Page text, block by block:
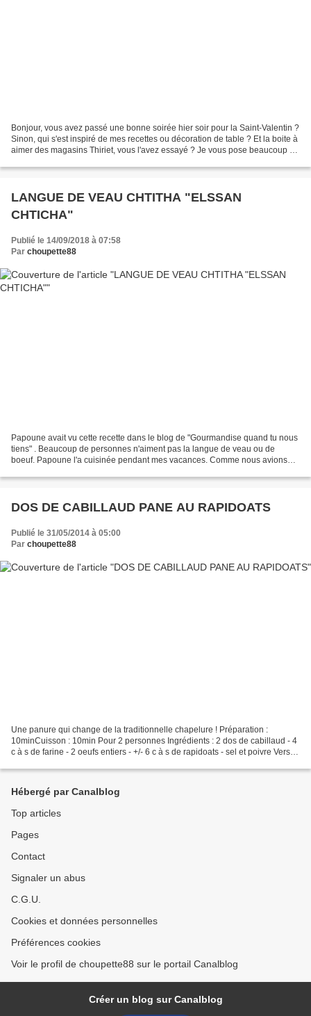
Bonjour, vous avez passé une bonne soirée hier soir pour la Saint-Valentin ?
Sinon, qui s'est inspiré de mes recettes ou décoration de table ? Et la boite à
aimer des magasins Thiriet, vous l'avez essayé ? Je vous pose beaucoup de
LANGUE DE VEAU CHTITHA "ELSSAN
CHTICHA"
Publié le 14/09/2018 à 07:58
Par choupette88
Papoune avait vu cette recette dans le blog de "Gourmandise quand tu nous
tiens" . Beaucoup de personnes n'aiment pas la langue de veau ou de
boeuf. Papoune l'a cuisinée pendant mes vacances. Comme nous avions
DOS DE CABILLAUD PANE AU RAPIDOATS
Publié le 31/05/2014 à 05:00
Par choupette88
Une panure qui change de la traditionnelle chapelure ! Préparation :
10minCuisson : 10min Pour 2 personnes Ingrédients : 2 dos de cabillaud - 4
c à s de farine - 2 oeufs entiers - +/- 6 c à s de rapidoats - sel et poivre Verser
Hébergé par Canalblog
Top articles
Pages
Contact
Signaler un abus
C.G.U.
Cookies et données personnelles
Préférences cookies
Voir le profil de choupette88 sur le portail Canalblog
Créer un blog sur Canalblog